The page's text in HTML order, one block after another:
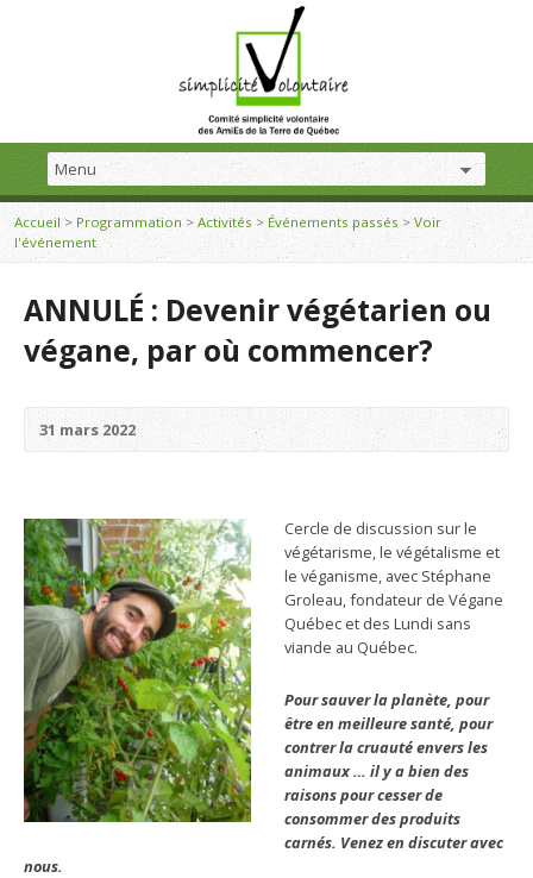
Accueil> Programmation> Activités > Événements passés > Voir
l'événement
ANNULÉ : Devenir végétarien ou
végane, par où commencer?
31 mars 2022
Cercle de discussion sur le
végétarisme, le végétalisme et
le véganisme, avec Stéphane
Groleau, fondateur de Végane
Québec et des Lundi sans
viande au Québec.
Pour sauver la planète, pour
être en meilleure santé, pour
contrer la cruauté envers les
animaux … il y a bien des
raisons pour cesser de
consommer des produits
carnés. Venez en discuter avec
nous.